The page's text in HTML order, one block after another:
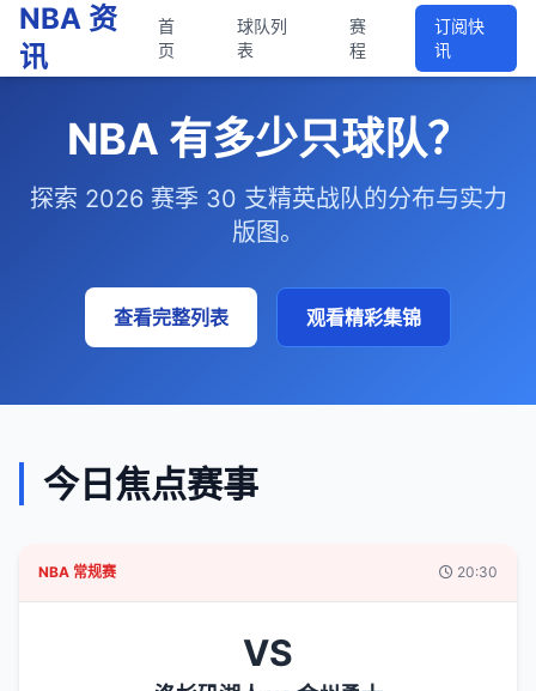
NBA 资
讯
首
页
球队列
表
赛
程
订阅快
讯
NBA 有多少只球队？
探索 2026 赛季 30 支精英战队的分布与实力
版图。
查看完整列表 观看精彩集锦
今日焦点赛事
NBA 常规赛 20:30
VS